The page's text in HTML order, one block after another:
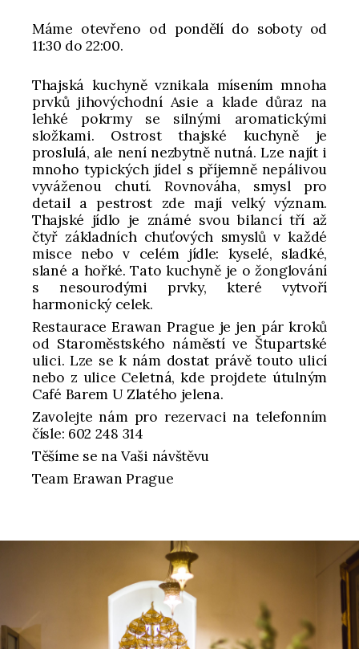
Máme otevřeno od pondělí do soboty od
11:30 do 22:00.
Thajská kuchyně vznikala mísením mnoha
prvků jihovýchodní Asie a klade důraz na
lehké pokrmy se silnými aromatickými
složkami. Ostrost thajské kuchyně je
proslulá, ale není nezbytně nutná. Lze najít i
mnoho typických jídel s příjemně nepálivou
vyváženou chutí. Rovnováha, smysl pro
detail a pestrost zde mají velký význam.
Thajské jídlo je známé svou bilancí tří až
čtyř základních chuťových smyslů v každé
misce nebo v celém jídle: kyselé, sladké,
slané a hořké. Tato kuchyně je o žonglování
s nesourodými prvky, které vytvoří
harmonický celek.
Restaurace Erawan Prague je jen pár kroků
od Staroměstského náměstí ve Štupartské
ulici. Lze se k nám dostat právě touto ulicí
nebo z ulice Celetná, kde projdete útulným
Café Barem U Zlatého jelena.
Zavolejte nám pro rezervaci na telefonním
čísle: 602 248 314
Těšíme se na Vaši návštěvu
Team Erawan Prague